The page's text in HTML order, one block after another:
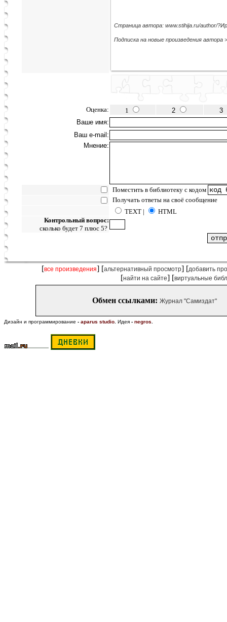
Страница автора: www.stihija.ru/author/
Подписка на новые произведения автора
Оценка: 1 2
3
Ваше имя:
Ваш e-mail:
Мнение:
Поместить в библиотеку с кодом
Получать ответы на своё сообщение
TEXT |
HTML
Контрольный вопрос:
сколько будет 7 плюс 5?
[все произведения] [альтернативный просмотр] [добавить
[найти на сайте] [виртуальные
Обмен ссылками: Журнал "Самиздат"
Дизайн и программирование - aparus studio Идея - negros